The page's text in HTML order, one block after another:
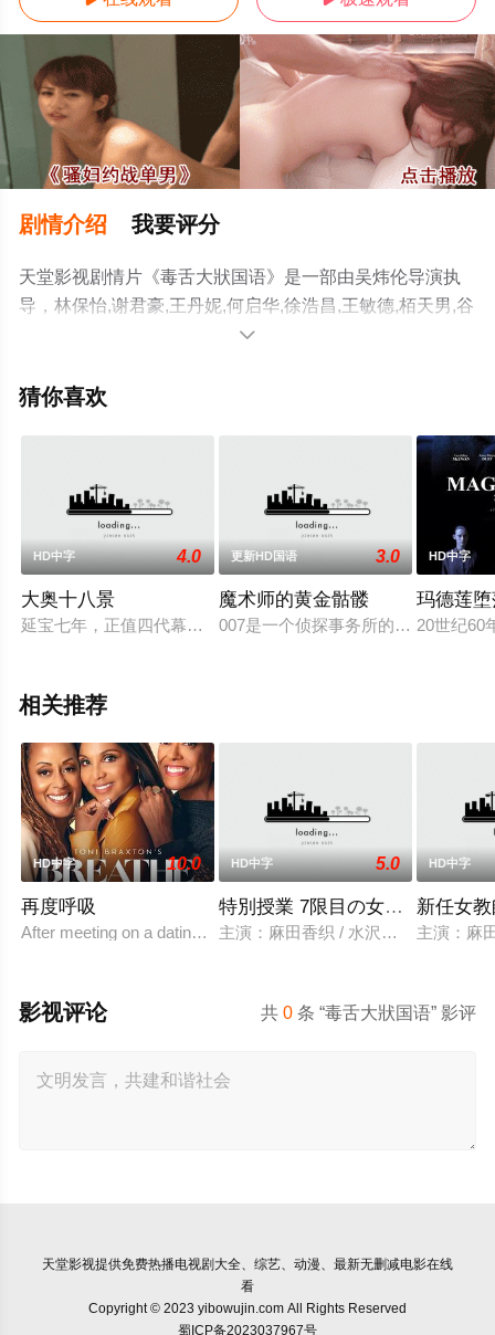
剧情介绍 我要评分
天堂影视剧情片《毒舌大狀国语》是一部由吴炜伦导演执
导，林保怡,谢君豪,王丹妮,何启华,徐浩昌,王敏德,栢天男,谷
德昭,廖子妤,周志辉,黄子华,陈郁宪,甄懋强,洪林小湛,罗孝
的中国香港,中国大陆电影，手机免费观看高清未删减完整

猜你喜欢
HD中字 4.0
大奥十八景
延宝七年，正值四代幕府将军德川家纲（あおい輝彦 饰）执政
更新HD国语 3.0
魔术师的黄金骷髅
007是一个侦探事务所的代理老板，
HD中字
玛德莲
20世纪60
相关推荐
HD中字 10.0
再度呼吸
After meeting on a dating show that ends in heartbreak, three
HD中字 5.0
特別授業 7限目の女教師 総集編
主演：麻田香织 / 水沢梨香 / 牧原美
HD中字
新任女
主演：麻
共0 条 “毒舌大狀国语” 影评
影视评论
天堂影视提供免费热播电视剧大全、综艺、动漫、最新无删减电影在线
看
Copyright © 2023 yibowujin.com All Rights Reserved
蜀ICP备2023037967号